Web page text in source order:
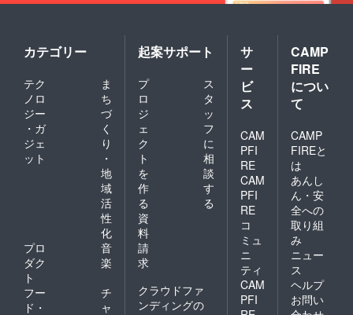
カテゴリー
テク
ノロ
ジー
・ガ
ジェ
ット
ま
ち
づ
く
り
・
地
域
活
性
化
プロ
ダク
ト
音
楽
フー
ド・
チ
ャ
起案サポート
プ
ロ
ジ
ェ
ク
ト
を
作
る
ス
タ
ッ
フ
に
相
談
す
る
資
料
請
求
クラウドファ
ンディングの
サ
ー
ビ
ス
CAM
PFI
RE
CAM
PFI
RE
コ
ミュ
ニ
ティ
CAM
PFI
CAMP
FIRE
につい
て
CAMP
FIREと
は
あんし
ん・安
全への
取り組
み
ニュー
ス
ヘルプ
お問い